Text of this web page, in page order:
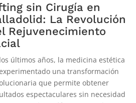
sin Cirugía en
La Revolución
Rejuvenecimiento
últimos años, la medicina estética
una transformación
que permite obtener
espectaculares sin necesidad